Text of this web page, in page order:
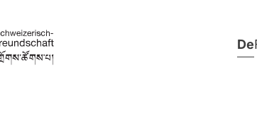
De